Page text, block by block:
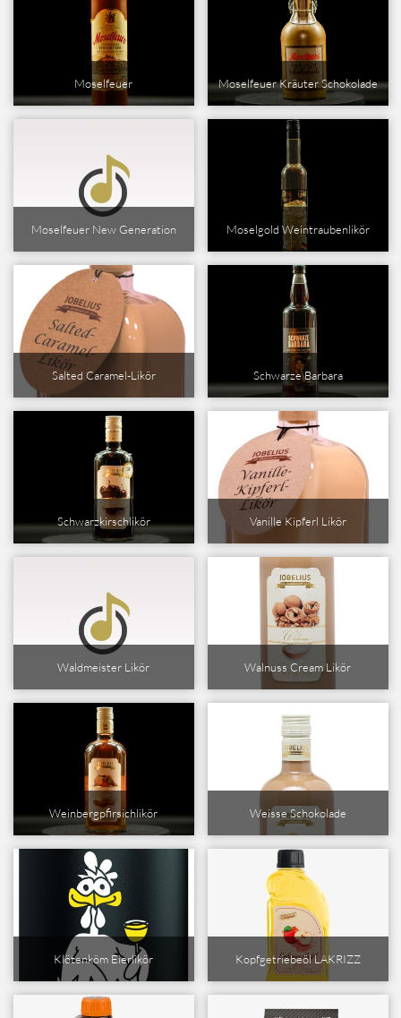
Moselfeuer Moselfeuer Kräuter Schokolade
Moselfeuer New Generation Moselgold Weintraubenlikör
Salted Caramel-Likör Schwarze Barbara
Schwarzkirschlikör Vanille Kipferl Likör
Waldmeister Likör Walnuss Cream Likör
Weinbergpfirsichlikör Weisse Schokolade
Klötenköm Eierlikör Kopfgetriebeöl LAKRIZZ